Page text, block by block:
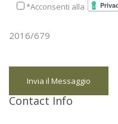
*Acconsenti alla
2016/679
Contact Info